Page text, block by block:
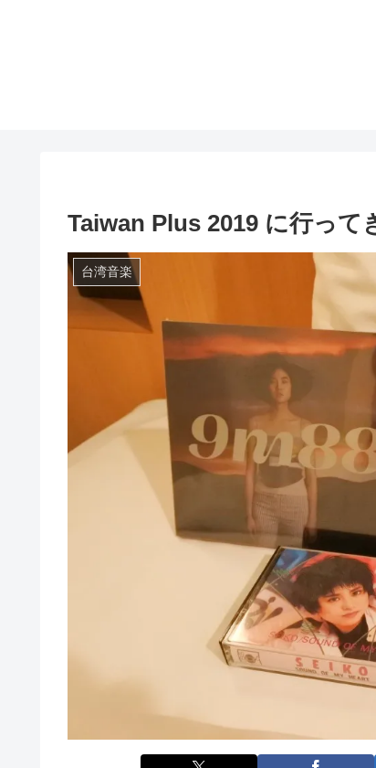
Taiwan Plus 2019 に行って
台湾音楽